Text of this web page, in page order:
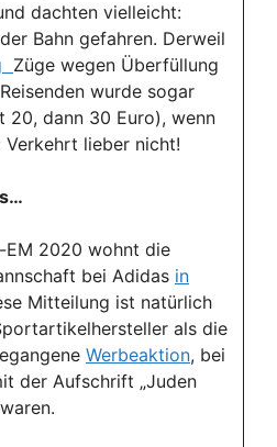
dachten vielleicht:
Bahn gefahren. Derweil
Züge wegen Überfüllung
wurde sogar
20, dann 30 Euro), wenn
Verkehrt lieber nicht!
EM 2020 wohnt die
bei Adidas in
Mitteilung ist natürlich
als die
Werbeaktion, bei
der Aufschrift „Juden